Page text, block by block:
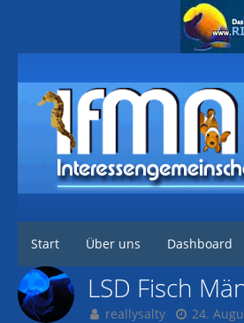
Start Über uns Dashboard
LSD Fisch
reallysalty 24.